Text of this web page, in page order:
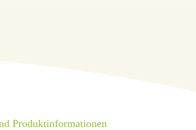
Produktinformationen